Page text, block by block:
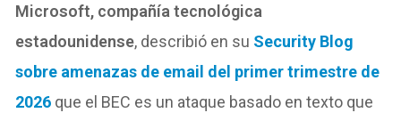
Microsoft, compañía tecnológica
estadounidense, describió en su Security Blog
sobre amenazas de email del primer trimestre de
2026 que el BEC es un ataque basado en texto que